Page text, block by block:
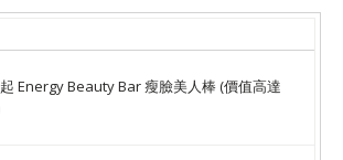
Energy Beauty Bar 瘦臉美人棒 (價值高達